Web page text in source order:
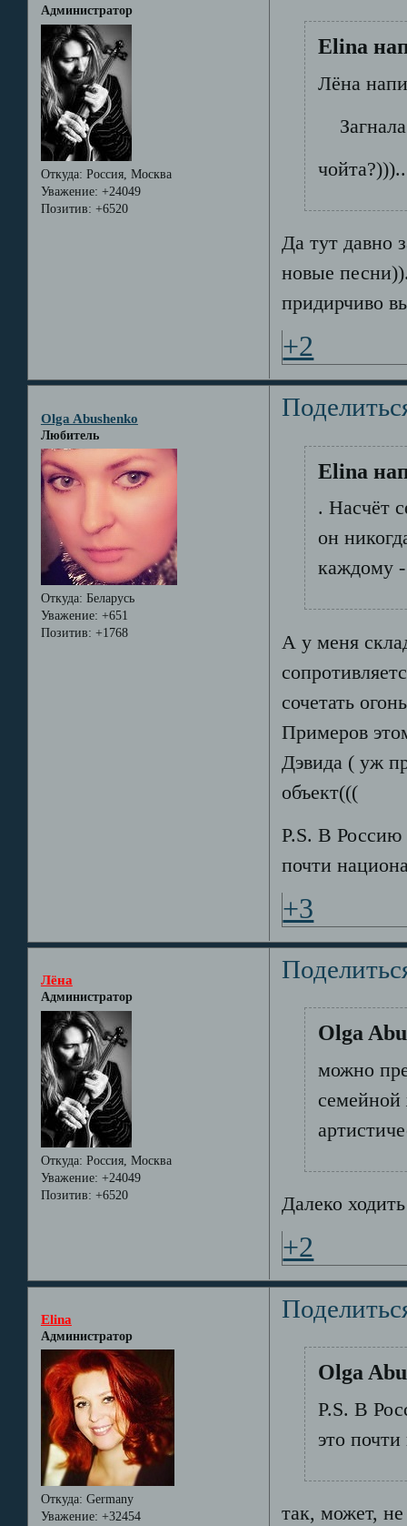
Администратор
Откуда: Россия, Москва
Уважение: +24049
Позитив: +6520
Elina
Лёна
Да тут давно
новые
придирчиво
+2
Olga Abushenko
Любитель
Откуда: Беларусь
Уважение: +651
Позитив: +1768
Elina
. Насчёт
он
каждому
А у меня
сочетать
Примеров
Дэвида ( уж
объект(((
P.S. В Россию
почти
+3
Лёна
Администратор
Откуда: Россия, Москва
Уважение: +24049
Позитив: +6520
Olga
можно
Далеко
+2
Elina
Администратор
Откуда: Germany
Уважение: +32454
Olga
P.S. В
это
так, может,